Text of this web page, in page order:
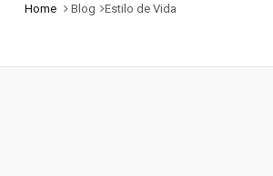
Home Blog Estilo de Vida